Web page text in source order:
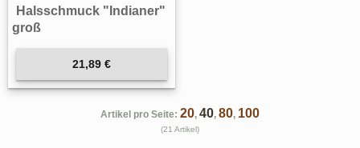
Halsschmuck "Indianer"
groß
21,89 €
Artikel pro Seite: 20, 40, 80, 100
(21 Artikel)